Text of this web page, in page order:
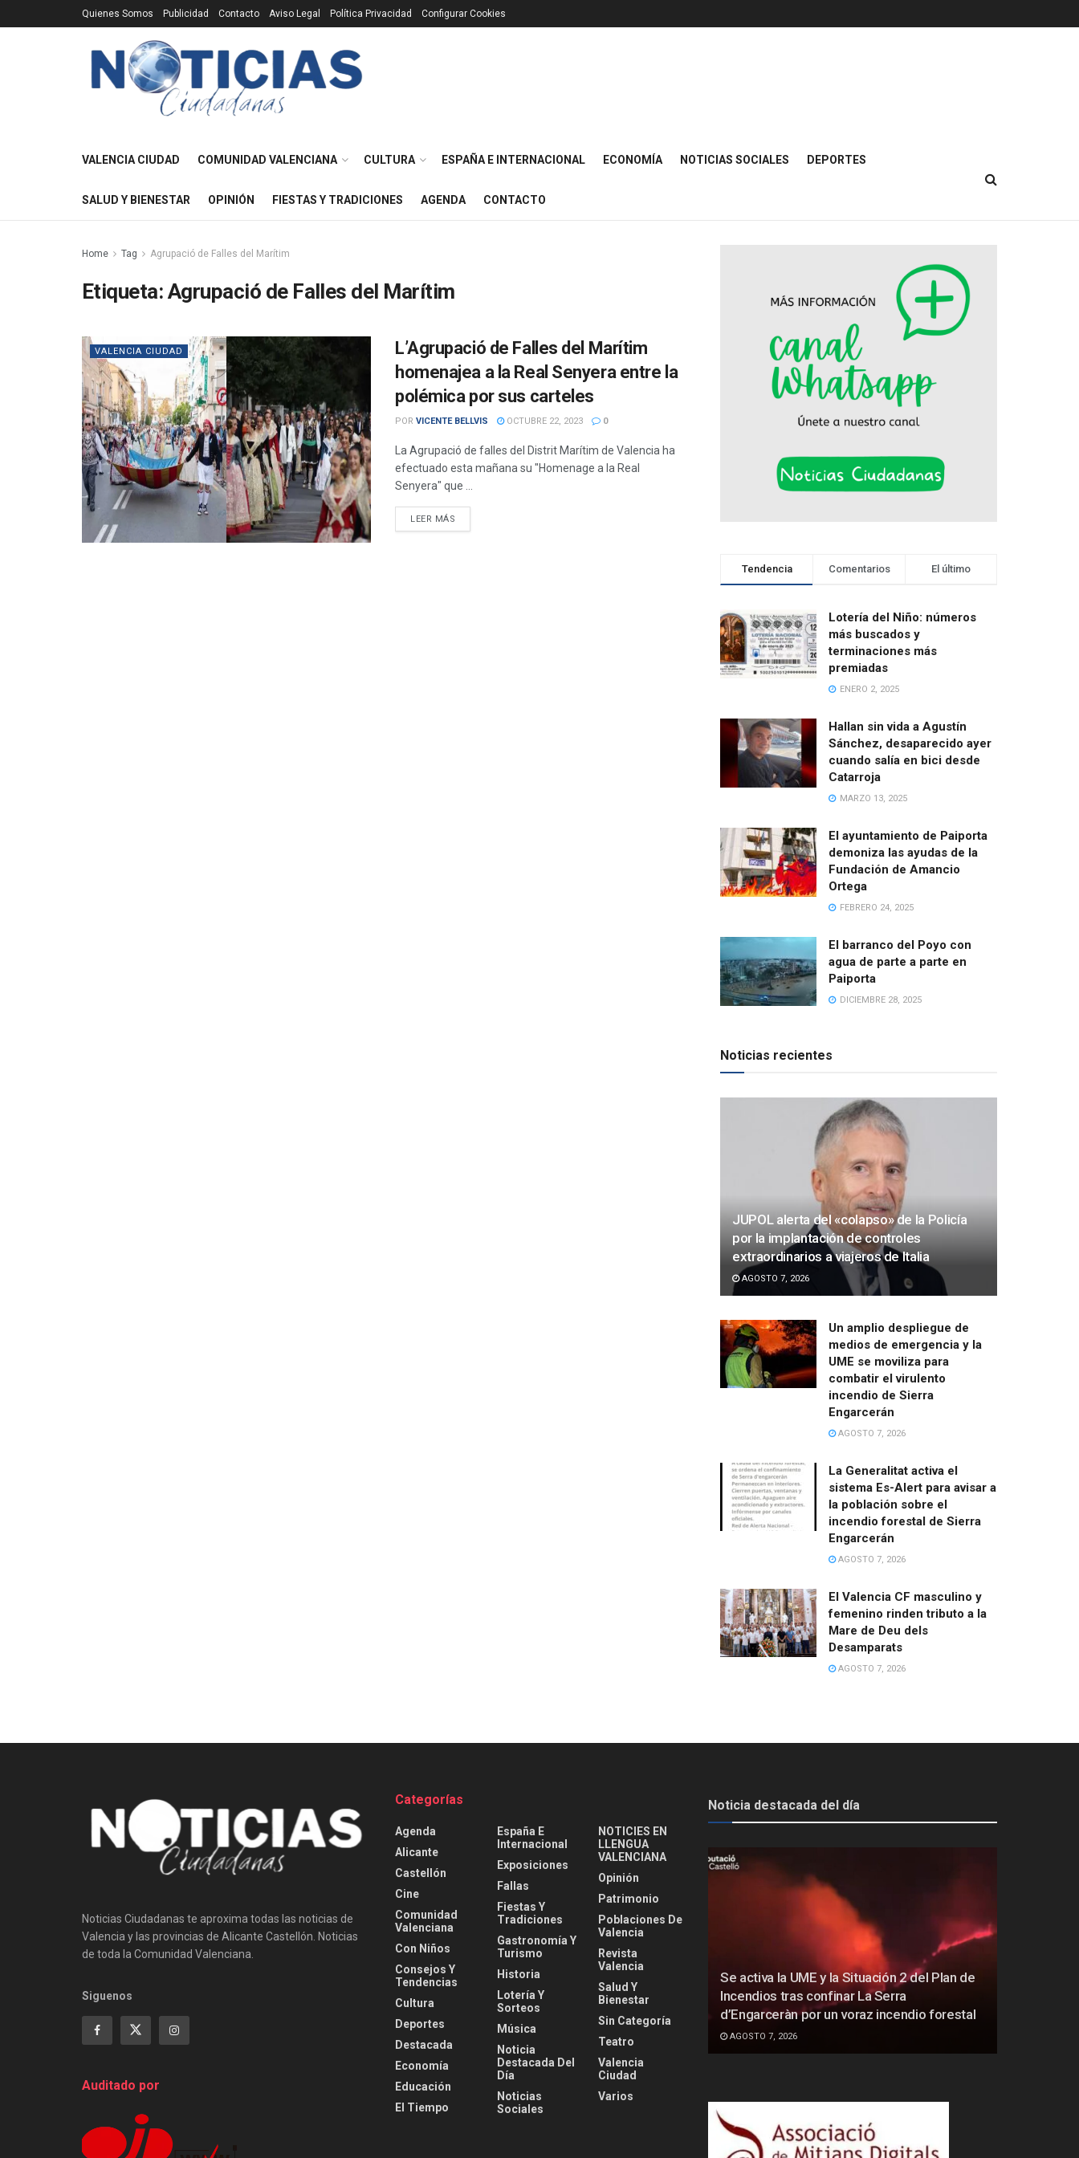
Quienes Somos Publicidad Contacto Aviso Legal Política Privacidad Configurar Cookies
VALENCIA CIUDAD COMUNIDAD VALENCIANA CULTURA ESPAÑA E INTERNACIONAL ECONOMÍA NOTICIAS SOCIALES DEPORTES
SALUD Y BIENESTAR OPINIÓN FIESTAS Y TRADICIONES AGENDA CONTACTO
Home Tag Agrupació de Falles del Marítim
Etiqueta: Agrupació de Falles del Marítim
VALENCIA CIUDAD
L’Agrupació de Falles del Marítim
homenajea a la Real Senyera entre la
polémica por sus carteles
POR VICENTE BELLVIS OCTUBRE 22, 2023 0
La Agrupació de falles del Distrit Marítim de Valencia ha
efectuado esta mañana su "Homenage a la Real
Senyera" que ...
LEER MÁS
Tendencia Comentarios El último
Lotería del Niño: números
más buscados y
terminaciones más
premiadas
ENERO 2, 2025
Hallan sin vida a Agustín
Sánchez, desaparecido ayer
cuando salía en bici desde
Catarroja
MARZO 13, 2025
El ayuntamiento de Paiporta
demoniza las ayudas de la
Fundación de Amancio
Ortega
FEBRERO 24, 2025
El barranco del Poyo con
agua de parte a parte en
Paiporta
DICIEMBRE 28, 2025
Noticias recientes
JUPOL alerta del «colapso» de la Policía
por la implantación de controles
extraordinarios a viajeros de Italia
AGOSTO 7, 2026
Un amplio despliegue de
medios de emergencia y la
UME se moviliza para
combatir el virulento
incendio de Sierra
Engarcerán
AGOSTO 7, 2026
La Generalitat activa el
sistema Es-Alert para avisar a
la población sobre el
incendio forestal de Sierra
Engarcerán
AGOSTO 7, 2026
El Valencia CF masculino y
femenino rinden tributo a la
Mare de Deu dels
Desamparats
AGOSTO 7, 2026
Noticias Ciudadanas te aproxima todas las noticias de
Valencia y las provincias de Alicante Castellón. Noticias
de toda la Comunidad Valenciana.
Siguenos
Auditado por
Categorías
Agenda
Alicante
Castellón
Cine
Comunidad
Valenciana
Con Niños
Consejos Y
Tendencias
Cultura
Deportes
Destacada
Economía
Educación
El Tiempo
España E
Internacional
Exposiciones
Fallas
Fiestas Y
Tradiciones
Gastronomía Y
Turismo
Historia
Lotería Y
Sorteos
Música
Noticia
Destacada Del
Día
Noticias
Sociales
NOTICIES EN
LLENGUA
VALENCIANA
Opinión
Patrimonio
Poblaciones De
Valencia
Revista
Valencia
Salud Y
Bienestar
Sin Categoría
Teatro
Valencia
Ciudad
Varios
Noticia destacada del día
Se activa la UME y la Situación 2 del Plan de
Incendios tras confinar La Serra
d’Engarceràn por un voraz incendio forestal
AGOSTO 7, 2026